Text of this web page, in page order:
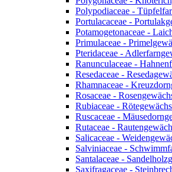
Polypodiaceae -
Portulacaceae -
Potamogetonaceae -
Primulaceae -
Pteridaceae -
Ranunculaceae -
Resedaceae -
Rhamnaceae -
Rosaceae -
Rubiaceae -
Ruscaceae -
Rutaceae -
Salicaceae -
Salviniaceae -
Santalaceae -
Saxifragaceae -